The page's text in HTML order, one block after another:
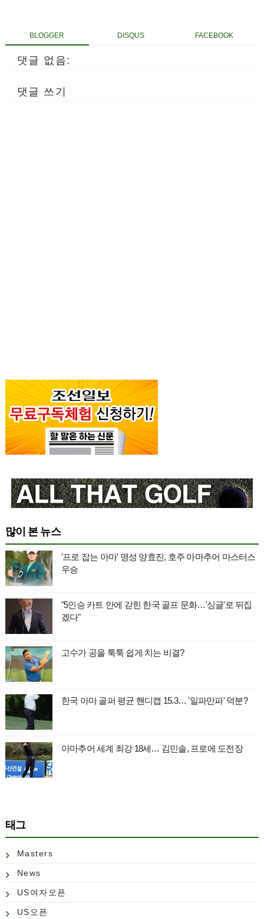
BLOGGER DISQUS FACEBOOK
댓글 없음:
댓글 쓰기
많이 본 뉴스
'프로 잡는 아마' 명성 양효진, 호주 아마추어 마스터스
우승
"5인승 카트 안에 갇힌 한국 골프 문화…'싱글'로 뒤집
겠다"
고수가 공을 툭툭 쉽게 치는 비결?
한국 아마 골퍼 평균 핸디캡 15.3… '일파만파' 덕분?
아마추어 세계 최강 18세… 김민솔, 프로에 도전장
태그
Masters
News
US여자오픈
US오픈